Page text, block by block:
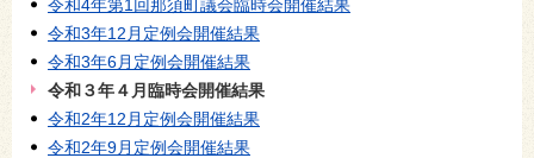
令和4年第1回那須町議会臨時会開催結果
令和3年12月定例会開催結果
令和3年6月定例会開催結果
令和３年４月臨時会開催結果
令和2年12月定例会開催結果
令和2年9月定例会開催結果